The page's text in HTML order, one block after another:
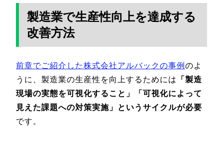
製造業で生産性向上を達成する
改善方法
前章でご紹介した株式会社アルバックの事例 のよ
うに、製造業の生産性を向上するためには
「製造
現場の実態を可視化すること」「可視化によって
見えた課題への対策実施」というサイクルが必要
です。